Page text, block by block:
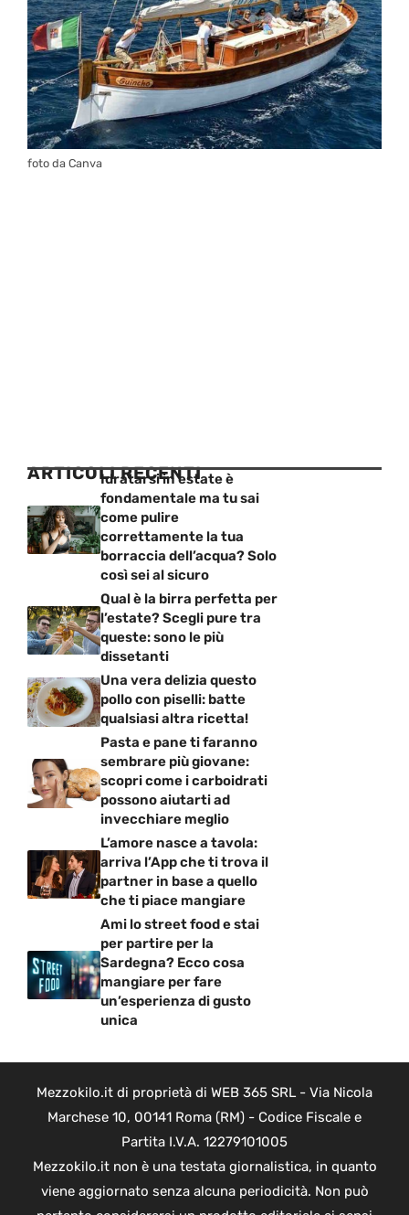
foto da Canva
ARTICOLI RECENTI
Idratarsi in estate è
fondamentale ma tu sai
come pulire
correttamente la tua
borraccia dell’acqua? Solo
così sei al sicuro
Qual è la birra perfetta per
l’estate? Scegli pure tra
queste: sono le più
dissetanti
Una vera delizia questo
pollo con piselli: batte
qualsiasi altra ricetta!
Pasta e pane ti faranno
sembrare più giovane:
scopri come i carboidrati
possono aiutarti ad
invecchiare meglio
L’amore nasce a tavola:
arriva l’App che ti trova il
partner in base a quello
che ti piace mangiare
Ami lo street food e stai
per partire per la
Sardegna? Ecco cosa
mangiare per fare
un’esperienza di gusto
unica
Mezzokilo.it di proprietà di WEB 365 SRL - Via Nicola
Marchese 10, 00141 Roma (RM) - Codice Fiscale e
Partita I.V.A. 12279101005
Mezzokilo.it non è una testata giornalistica, in quanto
viene aggiornato senza alcuna periodicità. Non può